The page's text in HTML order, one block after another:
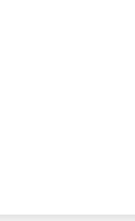
お
山形のお米食